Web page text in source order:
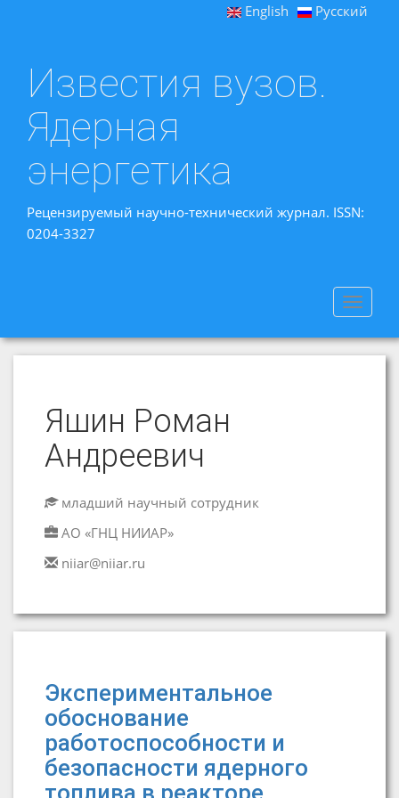
English Русский
Известия вузов.
Ядерная
энергетика
Рецензируемый научно-технический журнал. ISSN:
0204-3327
Toggle
Яшин Роман
Андреевич
младший научный сотрудник
АО «ГНЦ НИИАР»
niiar@niiar.ru
Экспериментальное
обоснование
работоспособности и
безопасности ядерного
топлива в реакторе